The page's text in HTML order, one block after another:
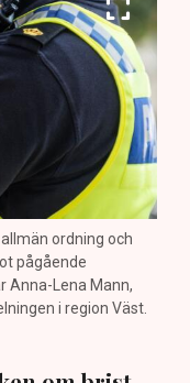
ordning och
pågående
Anna-Lena Mann,
i region Väst.